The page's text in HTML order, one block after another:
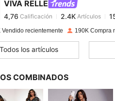
VIVA RELLE
Calificación 2.4K
l***opagadoHace 1 día
4,76 2.4K
4,76 2.4K
Vendido recientemente 190K Compra
Todos los artículos
COMBINADOS